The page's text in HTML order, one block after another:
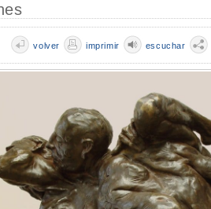
escuchar
imprimir
volver